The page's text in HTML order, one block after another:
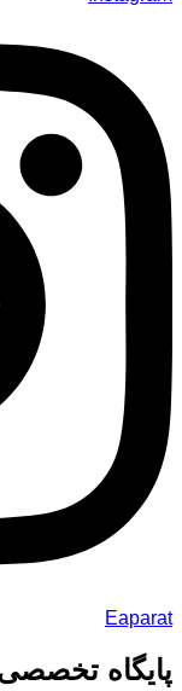
Eaparat
پایگاه